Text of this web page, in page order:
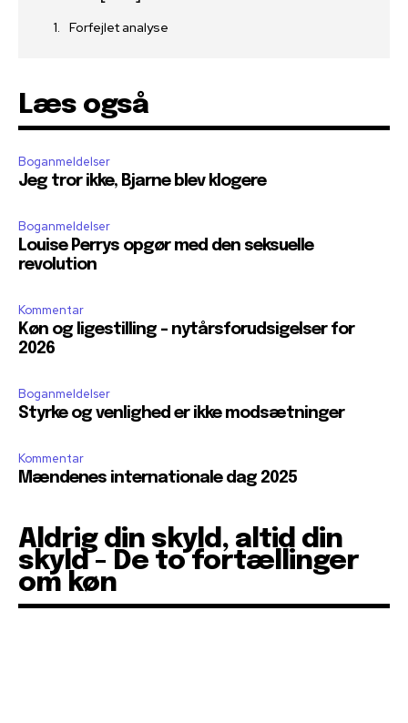
Forfejlet analyse
Læs også
Boganmeldelser
Jeg tror ikke, Bjarne blev klogere
Boganmeldelser
Louise Perrys opgør med den seksuelle
revolution
Kommentar
Køn og ligestilling – nytårsforudsigelser for
2026
Boganmeldelser
Styrke og venlighed er ikke modsætninger
Kommentar
Mændenes internationale dag 2025
Aldrig din skyld, altid din
skyld - De to fortællinger
om køn